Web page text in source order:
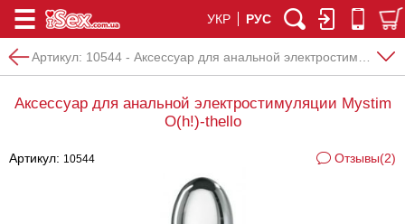
УКР РУС
Артикул: 10544 - Аксессуар для анальной электростимуляции Mystim O(h!)-thello
Аксессуар для анальной электростимуляции Mystim
O(h!)-thello
Артикул: 10544 Отзывы(2)